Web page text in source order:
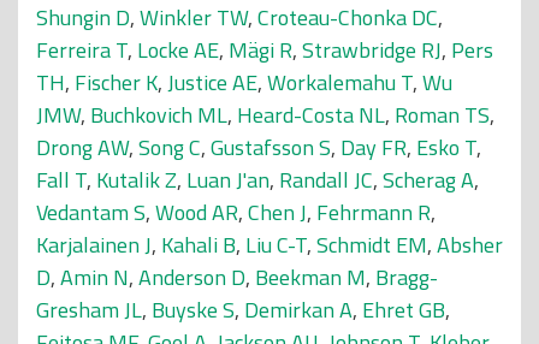
Shungin D,Winkler TW,Croteau-Chonka DC,
Ferreira T, Locke AE, Mägi R,Strawbridge RJ, Pers
TH, Fischer K,Justice AE,Workalemahu T,Wu
JMW, Buchkovich ML, Heard-Costa NL, Roman TS,
Drong AW,Song C,Gustafsson S, Day FR, Esko T,
Fall T, Kutalik Z, Luan J'an, Randall JC,Scherag A,
Vedantam S,Wood AR,Chen J, Fehrmann R,
Karjalainen J, Kahali B, Liu C-T,Schmidt EM,Absher
D,Amin N,Anderson D, Beekman M, Bragg-
Gresham JL, Buyske S, Demirkan A, Ehret GB,